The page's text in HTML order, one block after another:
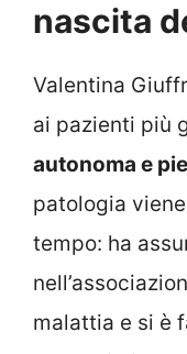
nascita
Valentina
ai pazienti più
autonoma e
patologia
tempo: ha
malattia e si è